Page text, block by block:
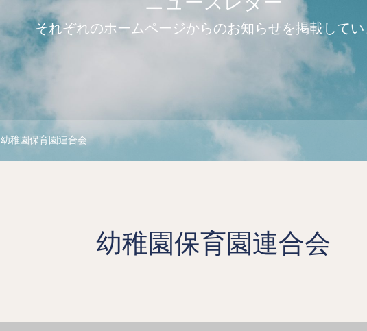
それぞれのホームページからのお知らせを掲載して
幼稚園保育園連合会
幼稚園保育園連合会